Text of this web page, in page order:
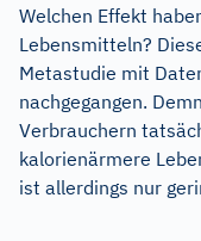
Welchen Effekt
Lebensmitteln?
Metastudie mit
nachgegangen.
Verbrauchern
kalorienärmere
ist allerdings nur